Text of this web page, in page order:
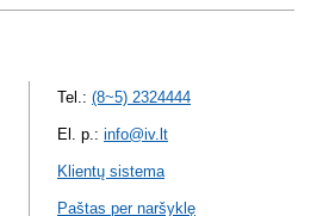
Tel.: (8~5) 2324444
El. p.: info@iv.lt
Klientų sistema
Paštas per naršyklę